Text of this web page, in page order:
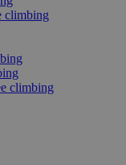
climbing
climbing